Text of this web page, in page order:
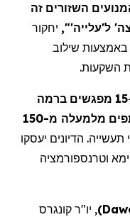
השזורים זה
' ל'עלייה'", יחקור
באמצעות שילוב
השקעות.
15 מפגשים ברמה
מלמעלה מ-150
תעשייה. הדיונים יעסקו
וטרנספורמציה
)
, יו"ר קונגרס